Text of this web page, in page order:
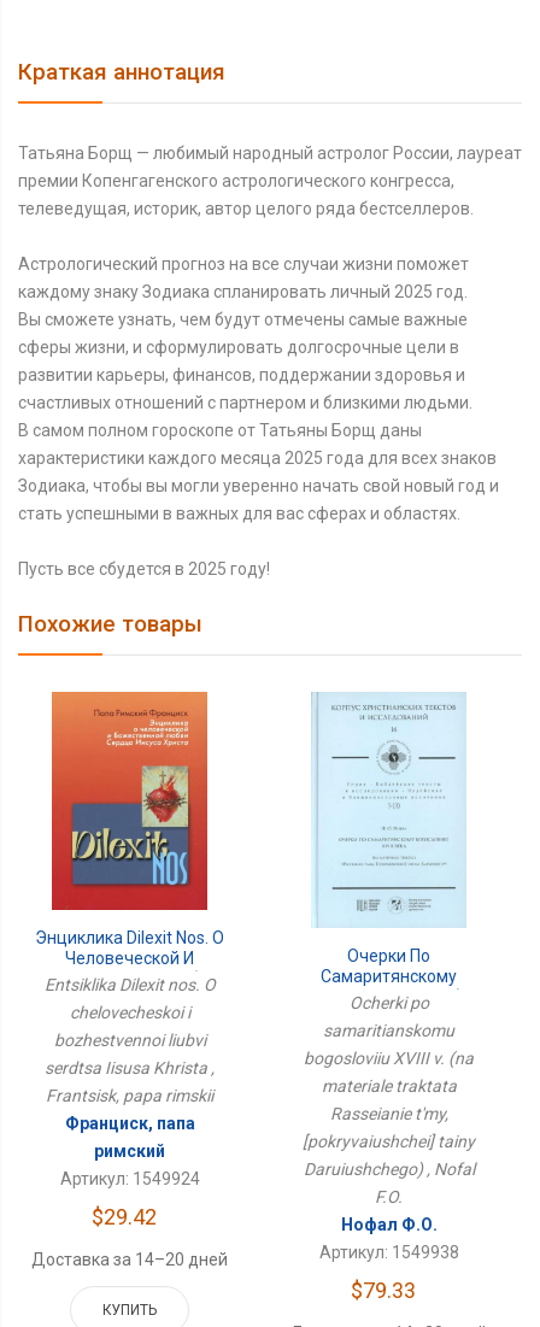
Краткая аннотация
Татьяна Борщ — любимый народный астролог России, лауреат
премии Копенгагенского астрологического конгресса,
телеведущая, историк, автор целого ряда бестселлеров.
Астрологический прогноз на все случаи жизни поможет
каждому знаку Зодиака спланировать личный 2025 год.
Вы сможете узнать, чем будут отмечены самые важные
сферы жизни, и сформулировать долгосрочные цели в
развитии карьеры, финансов, поддержании здоровья и
счастливых отношений с партнером и близкими людьми.
В самом полном гороскопе от Татьяны Борщ даны
характеристики каждого месяца 2025 года для всех знаков
Зодиака, чтобы вы могли уверенно начать свой новый год и
стать успешными в важных для вас сферах и областях.
Пусть все сбудется в 2025 году!
Похожие товары
Энциклика Dilexit Nos. О
Человеческой И
Божественной Любви
Entsiklika Dilexit nos. O
chelovecheskoi i
bozhestvennoi liubvi
serdtsa Iisusa Khrista ,
Frantsisk, papa rimskii
Франциск, папа
римский
Артикул: 1549924
$29.42
Доставка за 14–20 дней
КУПИТЬ
Очерки По
Самаритянскому
Богословию XVIII В. (на
Материале Трактата
Рассеяние Тьмы,
[покрывающей] Тайны
Дарующего)
Ocherki po
samaritianskomu
bogosloviiu XVIII v. (na
materiale traktata
Rasseianie t'my,
[pokryvaiushchei] tainy
Daruiushchego) , Nofal
F.O.
Нофал Ф.О.
Артикул: 1549938
$79.33